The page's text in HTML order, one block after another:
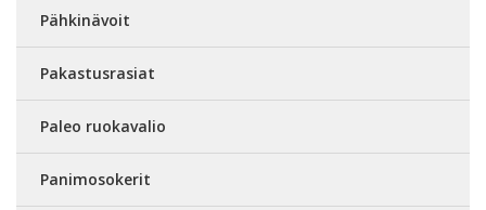
Pähkinävoit
Pakastusrasiat
Paleo ruokavalio
Panimosokerit